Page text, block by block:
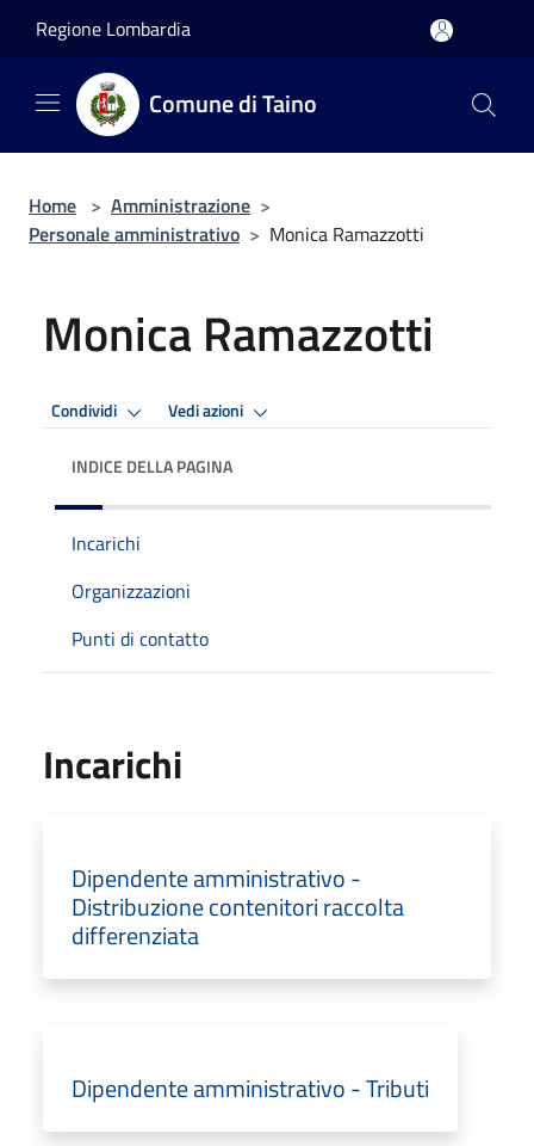
Regione Lombardia
Comune di Taino
Home > Amministrazione >
Personale amministrativo > Monica Ramazzotti
Monica Ramazzotti
Condividi Vedi azioni
INDICE DELLA PAGINA
Incarichi
Organizzazioni
Punti di contatto
Incarichi
Dipendente amministrativo -
Distribuzione contenitori raccolta
differenziata
Dipendente amministrativo - Tributi